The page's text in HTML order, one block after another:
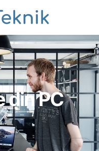
din PC